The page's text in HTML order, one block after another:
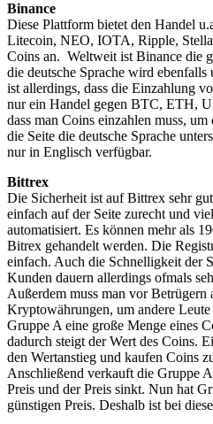
Binance
Diese Plattform bietet den Handel
Litecoin, NEO, IOTA, Ripple,
Coins an. Weltweit ist Binance die
die deutsche Sprache wird
ist allerdings, dass die Einzahlung
nur ein Handel gegen BTC, ETH,
dass man Coins einzahlen muss,
die Seite die deutsche Sprache
nur in Englisch verfügbar.
Bittrex
Die Sicherheit ist auf Bittrex sehr
einfach auf der Seite zurecht und
automatisiert. Es können mehr als
Bitrex gehandelt werden. Die
einfach. Auch die Schnelligkeit der
Kunden dauern allerdings ofmals
Außerdem muss man vor Betrügern
Kryptowährungen, um andere
Gruppe A eine große Menge eines
dadurch steigt der Wert des Coins.
den Wertanstieg und kaufen Coins
Anschließend verkauft die Gruppe
Preis und der Preis sinkt. Nun hat
günstigen Preis. Deshalb ist bei